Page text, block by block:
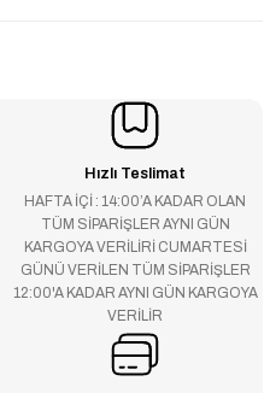
Hızlı Teslimat
HAFTA İÇİ : 14:00’A KADAR OLAN
TÜM SİPARİŞLER AYNI GÜN
KARGOYA VERİLİRİ CUMARTESİ
GÜNÜ VERİLEN TÜM SİPARİŞLER
12:00'A KADAR AYNI GÜN KARGOYA
VERİLİR